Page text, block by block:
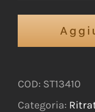
COD: ST13410
Categoria: